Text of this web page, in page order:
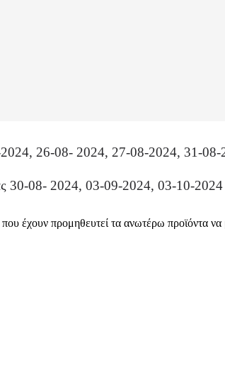
2024, 26-08- 2024, 27-08-2024, 31-08-
30-08- 2024, 03-09-2024, 03-10-
που έχουν προμηθευτεί τα ανωτέρω προϊόντα